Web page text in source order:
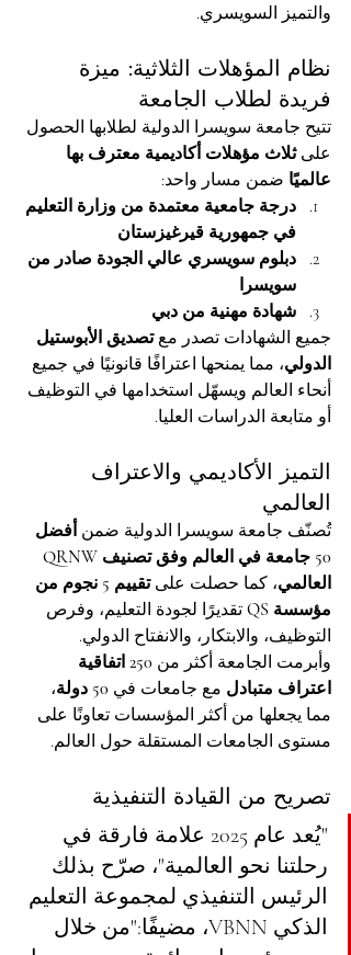
والتميز السويسري.
نظام المؤهلات الثلاثية: ميزة
فريدة لطلاب الجامعة
تتيح جامعة سويسرا الدولية لطلابها الحصول
على ثلاث مؤهلات أكاديمية معترف بها
عالميًا ضمن مسار واحد:
درجة جامعية معتمدة من وزارة التعليم
في جمهورية قيرغيزستان
دبلوم سويسري عالي الجودة صادر من
سويسرا
شهادة مهنية من دبي
جميع الشهادات تصدر مع تصديق الأبوستيل
الدولي، مما يمنحها اعترافًا قانونيًا في جميع
أنحاء العالم ويسهّل استخدامها في التوظيف
أو متابعة الدراسات العليا.
التميز الأكاديمي والاعتراف
العالمي
تُصنّف جامعة سويسرا الدولية ضمن أفضل
العالمي، كما حصلت على
تقييم 5 نجوم من
مؤسسة QS
تقديرًا لجودة التعليم، وفرص
التوظيف، والابتكار، والانفتاح الدولي.
وأبرمت الجامعة أكثر من
250 اتفاقية
اعتراف متبادل مع جامعات في 50 دولة
،
مما يجعلها من أكثر المؤسسات تعاونًا على
مستوى الجامعات المستقلة حول العالم.
تصريح من القيادة التنفيذية
"يُعد عام 2025 علامة فارقة في
رحلتنا نحو العالمية"، صرّح بذلك
الرئيس التنفيذي لمجموعة التعليم
الذكي VBNN، مضيفًا:"من خلال